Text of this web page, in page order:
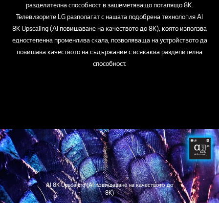
разделителна способност в зашеметяващо потапящо 8K.
Телевизорите LG разполагат с нашата подобрена технология AI
8K Upscaling (AI повишаване на качеството до 8K), която използва
едностепенна променлива скала, позволяваща на устройството да
повишава качеството на съдържание с всякаква разделителна
способност.
AI 8K Upscaling (AI повишаване на качеството до
8K)